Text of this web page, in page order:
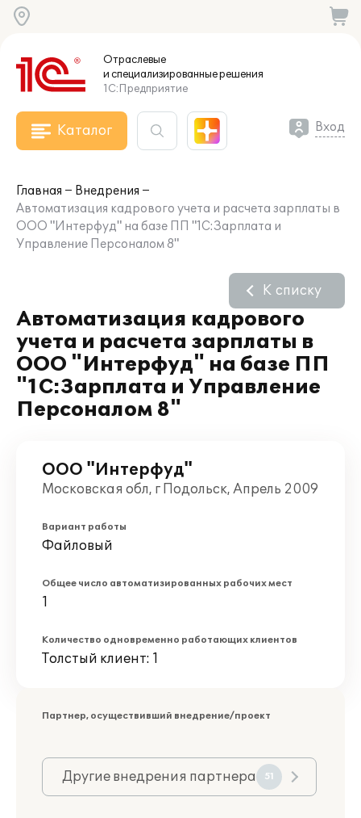
Отраслевые
и специализированныерешения
1С:Предприятие
Каталог Вход
Главная
Внедрения
Автоматизация кадрового учета и расчета зарплаты в
ООО "Интерфуд" на базе ПП "1С:Зарплата и
Управление Персоналом 8"
Автоматизация кадрового
учета и расчета зарплаты в
ООО "Интерфуд" на базе ПП
"1С:Зарплата и Управление
Персоналом 8"
К списку
ООО "Интерфуд"
Московская обл, г Подольск, Апрель 2009
Вариант работы
Файловый
Общее число автоматизированных рабочих мест
1
Количество одновременно работающих клиентов
Толстый клиент: 1
Партнер, осуществивший внедрение/проект
Другие внедрения партнера 51